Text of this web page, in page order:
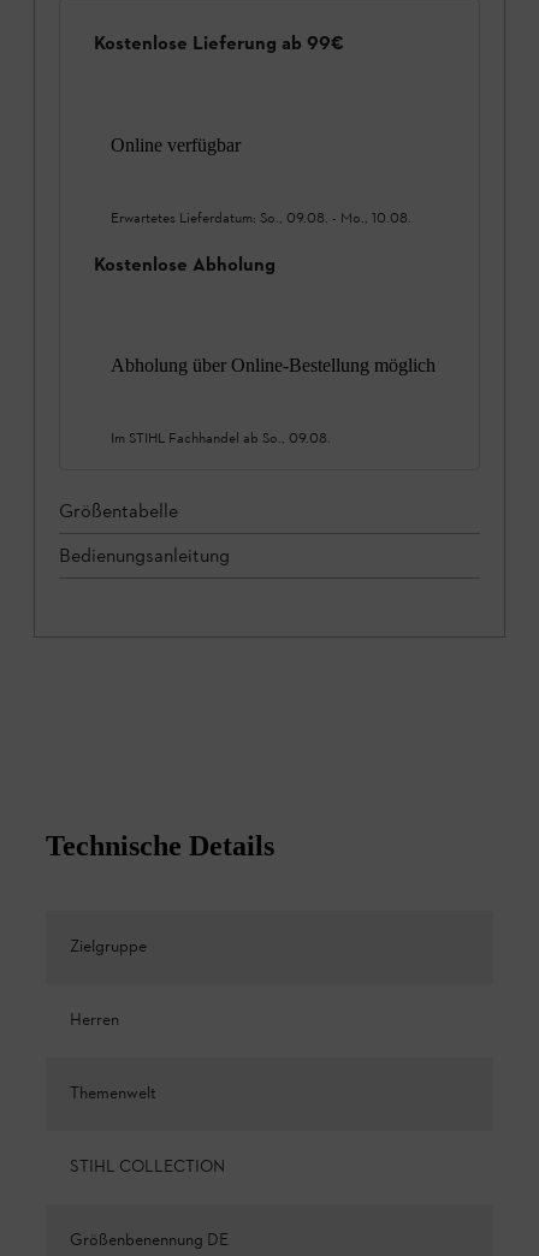
Kostenlose Lieferung ab 99€
Online verfügbar
Erwartetes Lieferdatum: So., 09.08. - Mo., 10.08.
Kostenlose Abholung
Abholung über Online-Bestellung möglich
Im STIHL Fachhandel ab So., 09.08.
Größentabelle
Bedienungsanleitung
Technische Details
Zielgruppe
Herren
Themenwelt
STIHL COLLECTION
Größenbenennung DE